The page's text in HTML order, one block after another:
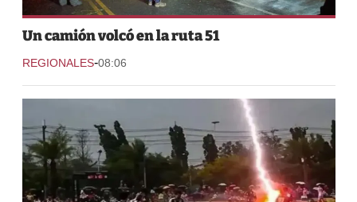
Un camión volcó en la ruta 51
REGIONALES-08:06